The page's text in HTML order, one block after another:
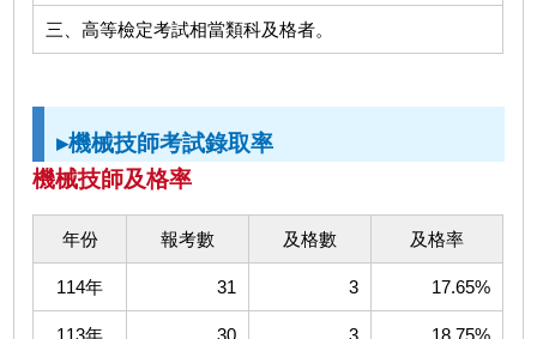
三、高等檢定考試相當類科及格者。
▸機械技師考試錄取率
機械技師及格率
年份 報考數 及格數 及格率
114年 31 3 17.65%
113年 30 3 18.75%